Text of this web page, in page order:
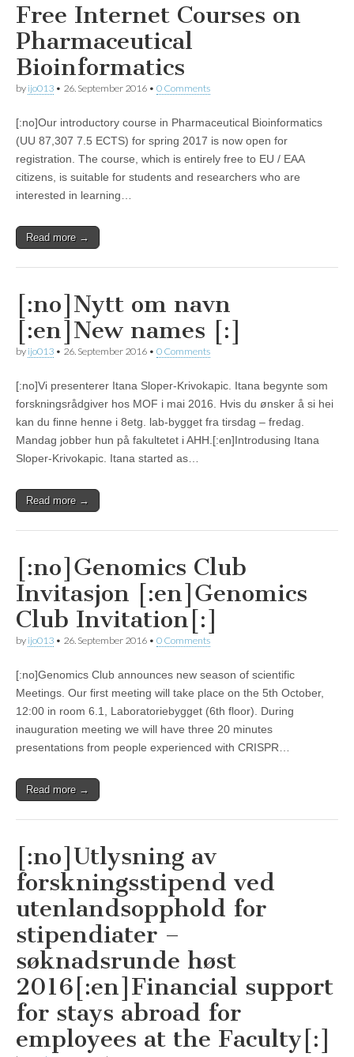
Free Internet Courses on
Pharmaceutical
Bioinformatics
by ijo013 • 26. September 2016 • 0 Comments
[:no]Our introductory course in Pharmaceutical Bioinformatics
(UU 87,307 7.5 ECTS) for spring 2017 is now open for
registration. The course, which is entirely free to EU / EAA
citizens, is suitable for students and researchers who are
interested in learning…
Read more →
[:no]Nytt om navn
[:en]New names [:]
by ijo013 • 26. September 2016 • 0 Comments
[:no]Vi presenterer Itana Sloper-Krivokapic. Itana begynte som
forskningsrådgiver hos MOF i mai 2016. Hvis du ønsker å si hei
kan du finne henne i 8etg. lab-bygget fra tirsdag – fredag.
Mandag jobber hun på fakultetet i AHH.[:en]Introdusing Itana
Sloper-Krivokapic. Itana started as…
Read more →
[:no]Genomics Club
Invitasjon [:en]Genomics
Club Invitation[:]
by ijo013 • 26. September 2016 • 0 Comments
[:no]Genomics Club announces new season of scientific
Meetings. Our first meeting will take place on the 5th October,
12:00 in room 6.1, Laboratoriebygget (6th floor). During
inauguration meeting we will have three 20 minutes
presentations from people experienced with CRISPR…
Read more →
[:no]Utlysning av
forskningsstipend ved
utenlandsopphold for
stipendiater –
søknadsrunde høst
2016[:en]Financial support
for stays abroad for
employees at the Faculty[:]